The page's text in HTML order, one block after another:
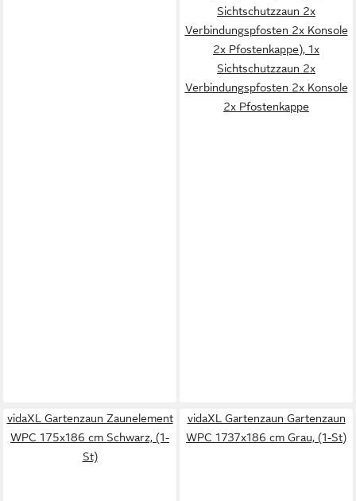
Sichtschutzzaun 2x
Verbindungspfosten 2x Konsole
2x Pfostenkappe), 1x
Sichtschutzzaun 2x
Verbindungspfosten 2x Konsole
2x Pfostenkappe
vidaXL Gartenzaun Zaunelement
WPC 175x186 cm Schwarz, (1-
St)
vidaXL Gartenzaun Gartenzaun
WPC 1737x186 cm Grau, (1-St)